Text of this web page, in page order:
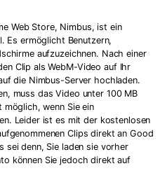
Web Store, Nimbus, ist ein
Es ermöglicht Benutzern,
aufzuzeichnen. Nach einer
Clip als WebM-Video auf Ihr
die Nimbus-Server hochladen.
muss das Video unter 100 MB
wenn Sie ein
Leider ist es mit der kostenlosen
Clips direkt an Good
sei denn, Sie laden sie vorher
können Sie jedoch direkt auf